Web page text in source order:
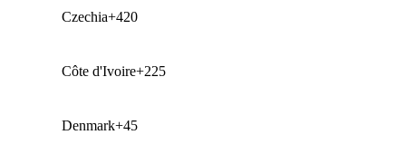
Czechia+420
Côte d'Ivoire+225
Denmark+45